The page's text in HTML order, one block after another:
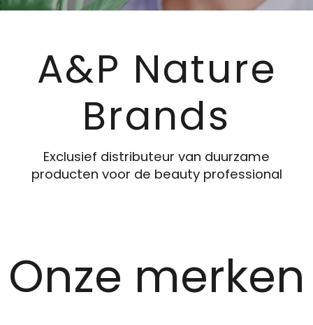
A&P Nature
Brands
Exclusief distributeur van duurzame
producten voor de beauty professional
Onze merken